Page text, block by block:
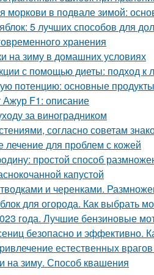
моркови в подвале зимой:
5 лучших способов для
хранения
на зиму в домашних условиях
с помощью диеты: подход к
потенцию: основные продукты
F1: описание
за виноградником
согласно советам
для проблем с кожей
простой способ
капустой
и черенками.
для огорода. Как выбрать
года. Лучшие бензиновые
безопасно и эффективно.
естественных
на зиму. Способ квашения